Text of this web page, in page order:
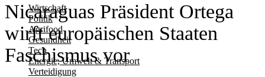
Wirtschaft
Politik
Agrifood
Gesundheit
Tech
Energie, Umwelt & Transport
Verteidigung
Nicaraguas Präsident Ortega
wirft europäischen Staaten
Faschismus vor